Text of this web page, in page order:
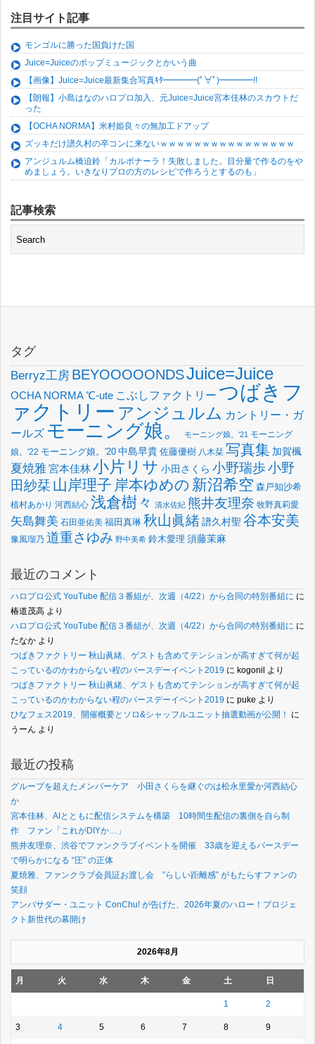
注目サイト記事
モンゴルに勝った国負けた国
Juice=Juiceのポップミュージックとかいう曲
【画像】Juice=Juice最新集合写真ｷﾀ━━━━(ﾟ∀ﾟ)━━━━!!
【朗報】小島はなのハロプロ加入、元Juice=Juice宮本佳林のスカウトだ
った
【OCHA NORMA】米村姫良々の無加工ドアップ
ズッキだけ譜久村の卒コンに来ないｗｗｗｗｗｗｗｗｗｗｗｗｗｗｗｗ
アンジュルム橋迫鈴「カルボナーラ！失敗しました。目分量で作るのをや
めましょう。いきなりプロの方のレシピで作ろうとするのも」
記事検索
タグ
Berryz工房 BEYOOOOONDSJuice=Juice
OCHA NORMA℃-ute こぶしファクトリー つばきフ
ァクトリー アンジュルム カントリー・ガ
ールズ モーニング娘。 モーニング娘。'21 モーニング
娘。'22 モーニング娘。'20 中島早貴 佐藤優樹 八木栞 写真集 加賀楓
夏焼雅宮本佳林小片リサ 小田さくら 小野瑞歩小野
田紗栞 山岸理子 岸本ゆめの 新沼希空 森戸知沙希
植村あかり 河西結心 浅倉樹々 清水佐紀 熊井友理奈 牧野真莉愛
矢島舞美 石田亜佑美 福田真琳 秋山眞緒譜久村聖 谷本安美
豫風瑠乃 道重さゆみ 野中美希 鈴木愛理 須藤茉麻
最近のコメント
ハロプロ公式 YouTube 配信３番組が、次週（4/22）から合同の特別番組に に
椿道茂高 より
ハロプロ公式 YouTube 配信３番組が、次週（4/22）から合同の特別番組に に
たなか より
つばきファクトリー 秋山眞緒、ゲストも含めてテンションが高すぎて何が起
こっているのかわからない程のバースデーイベント2019 に kogonil より
つばきファクトリー 秋山眞緒、ゲストも含めてテンションが高すぎて何が起
こっているのかわからない程のバースデーイベント2019 に puke より
ひなフェス2019、開催概要とソロ&シャッフルユニット抽選動画が公開！
に
うーん より
最近の投稿
グループを超えたメンバーケア 小田さくらを継ぐのは松永里愛か河西結心
か
宮本佳林、AIとともに配信システムを構築 10時間生配信の裏側を自ら制
作 ファン「これがDIYか…」
熊井友理奈、渋谷でファンクラブイベントを開催 33歳を迎えるバースデー
で明らかになる “圧” の正体
夏焼雅、ファンクラブ会員証お渡し会 ”らしい距離感” がもたらすファンの
笑顔
アンバサダー・ユニット ConChu! が告げた、2026年夏のハロー！プロジェ
クト新世代の幕開け
2026年8月
月 火 水 木 金 土 日
1 2
3 4 5 6 7 8 9